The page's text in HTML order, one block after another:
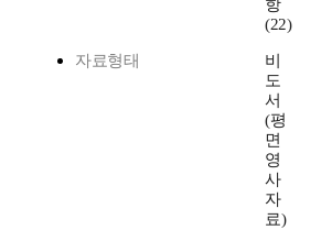
항
(22)
자료형태
비
도
서
(평
면
영
사
자
료)